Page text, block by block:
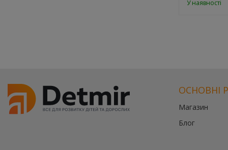
підтримкою!
У наявності
ОСНОВНІ
Магазин
Блог